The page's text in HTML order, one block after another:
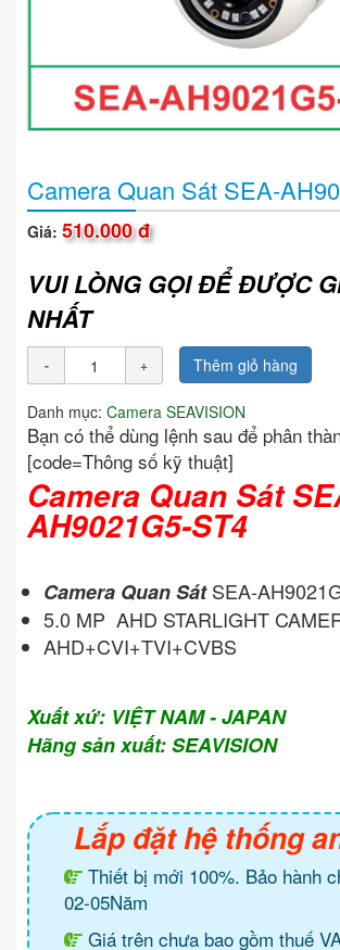
Camera Quan Sát SEA-
Giá: 510.000 đ
VUI LÒNG GỌI ĐỂ ĐƯỢC
NHẤT
Thêm giỏ hàng
Danh mục: Camera SEAVISION
Bạn có thể dùng lệnh sau để phân
[code=Thông số kỹ thuật]
Camera Quan Sát
AH9021G5-ST4
Camera Quan SátSEA-
5.0 MP AHD STARLIGHT
AHD+CVI+TVI+CVBS
Xuất xứ: VIỆT NAM - JAPAN
Hãng sản xuất: SEAVISION
Lắp đặt hệ thống
Thiết bị mới 100%. Bảo hành
02-05Năm
Giá trên chưa bao gồm thuế